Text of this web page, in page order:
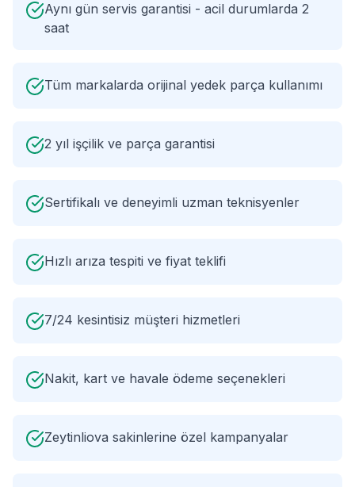
Aynı gün servis garantisi - acil durumlarda 2
saat
Tüm markalarda orijinal yedek parça kullanımı
2 yıl işçilik ve parça garantisi
Sertifikalı ve deneyimli uzman teknisyenler
Hızlı arıza tespiti ve fiyat teklifi
7/24 kesintisiz müşteri hizmetleri
Nakit, kart ve havale ödeme seçenekleri
Zeytinliova sakinlerine özel kampanyalar